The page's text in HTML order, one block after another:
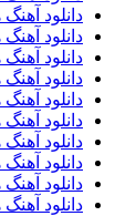
دانلود
دانلود
دانلود
دانلود
دانلود
دانلود
دانلود
دانلود
دانلود
دانلود